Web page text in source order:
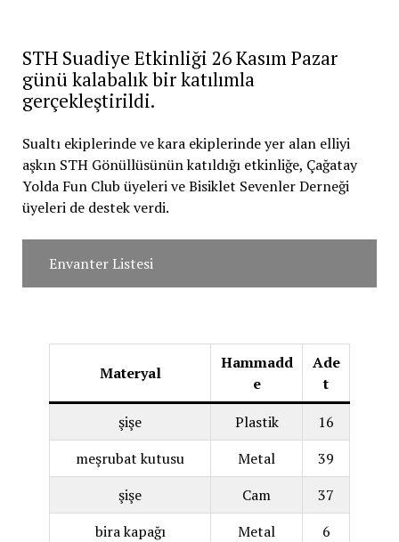
STH Suadiye Etkinliği 26 Kasım Pazar
günü kalabalık bir katılımla
gerçekleştirildi.
Sualtı ekiplerinde ve kara ekiplerinde yer alan elliyi
aşkın STH Gönüllüsünün katıldığı etkinliğe, Çağatay
Yolda Fun Club üyeleri ve Bisiklet Sevenler Derneği
üyeleri de destek verdi.
Envanter Listesi
Materyal
Hammadd
e
Ade
t
şişe
Plastik
16
meşrubat kutusu
Metal
39
şişe
Cam
37
bira kapağı
Metal
6